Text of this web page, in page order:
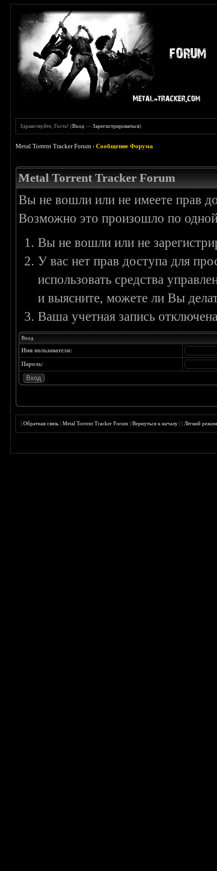
Здравствуйте, Гость! (Вход —Зарегистрироваться)
Metal Torrent Tracker Forum ›Сообщение Форума
Metal Torrent Tracker Forum
Вы не вошли или не имеете прав
Возможно это произошло по
Вы не вошли или не
У вас нет прав доступа для
использовать средства
и выясните, можете ли Вы
Ваша учетная запись
Вход
Имя пользователя:
Пароль:
|Обратная связь |Metal Torrent Tracker Forum |Вернуться к началу ||Лёгкий